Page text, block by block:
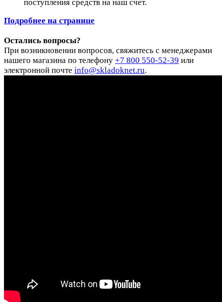
поступления средств на наш счет.
Подробнее на странице
Остались вопросы?
При возникновении вопросов, свяжитесь с менеджерами
нашего магазина по телефону +7 800 550-52-39 или
электронной почте info@skladoknet.ru.